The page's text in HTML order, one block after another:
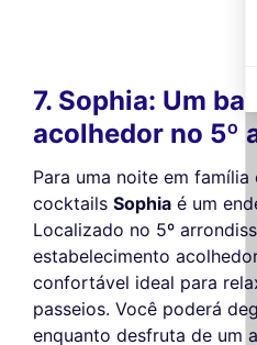
7. Sophia: Um
acolhedor no 5º
Para uma noite em família
cocktails Sophia é um
Localizado no 5º
estabelecimento
confortável ideal para
passeios. Você poderá
enquanto desfruta de um